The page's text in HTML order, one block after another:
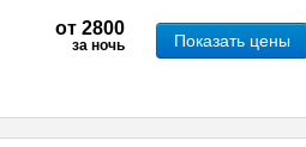
от 2800
за ночь Показать цены